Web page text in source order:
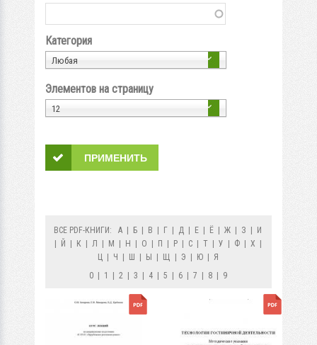
Категория
Любая
Элементов на страницу
12
ВСЕ PDF-КНИГИ: А Б В Г Д Е Ё Ж З
И
Й К Л М Н О П Р С Т У Ф Х
Ц
Ч Ш Ы Щ Э Ю
Я
0
1 2 3 4 5 6 7 8 9